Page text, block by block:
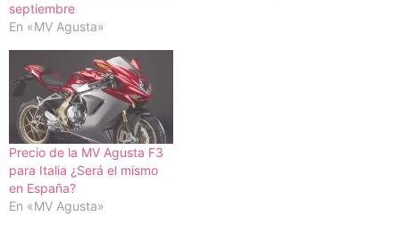
septiembre
En «MV Agusta»
Precio de la MV Agusta F3
para Italia ¿Será el mismo
en España?
En «MV Agusta»